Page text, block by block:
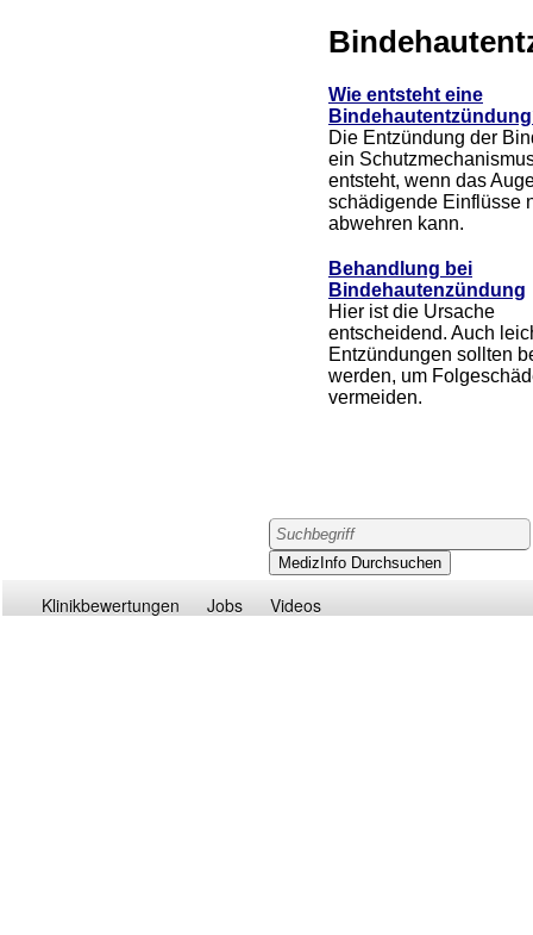
Wie entsteht eine
Die Entzündung der
ein
entsteht, wenn das
schädigende Einflüsse
abwehren kann.
Behandlung bei
Bindehautenzündung
Hier ist die Ursache
entscheidend. Auch
Entzündungen sollten
werden, um
vermeiden.
Klinikbewertungen Jobs Videos